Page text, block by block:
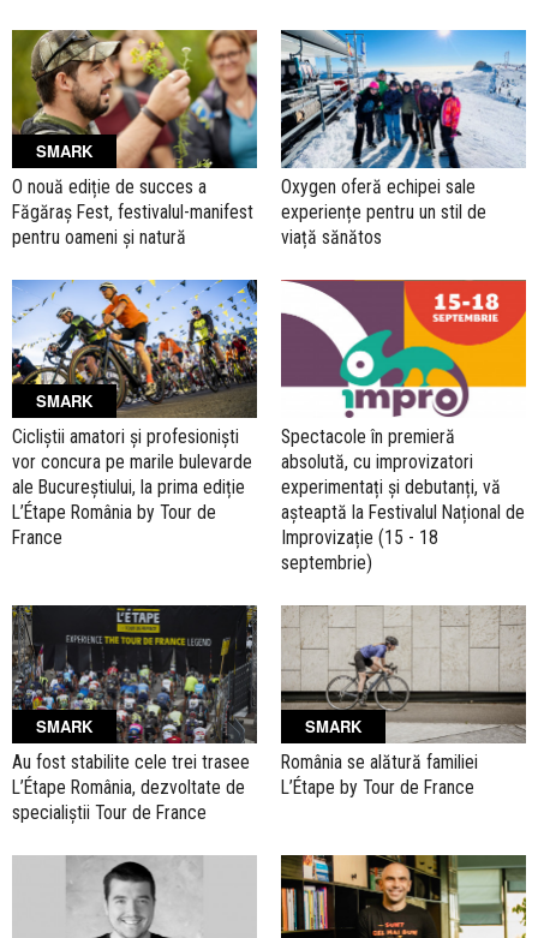
SMARK
O nouă ediție de succes a
Făgăraș Fest, festivalul-manifest
pentru oameni și natură
Oxygen oferă echipei sale
experiențe pentru un stil de
viață sănătos
SMARK
Cicliștii amatori și profesioniști
vor concura pe marile bulevarde
ale Bucureștiului, la prima ediție
L’Étape România by Tour de
France
Spectacole în premieră
absolută, cu improvizatori
experimentați și debutanți, vă
așteaptă la Festivalul Național de
Improvizație (15 - 18
septembrie)
SMARK
Au fost stabilite cele trei trasee
L’Étape România, dezvoltate de
specialiștii Tour de France
SMARK
România se alătură familiei
L’Étape by Tour de France